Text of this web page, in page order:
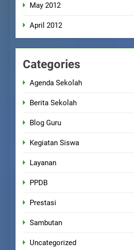
May 2012
April 2012
Categories
Agenda Sekolah
Berita Sekolah
Blog Guru
Kegiatan Siswa
Layanan
PPDB
Prestasi
Sambutan
Uncategorized